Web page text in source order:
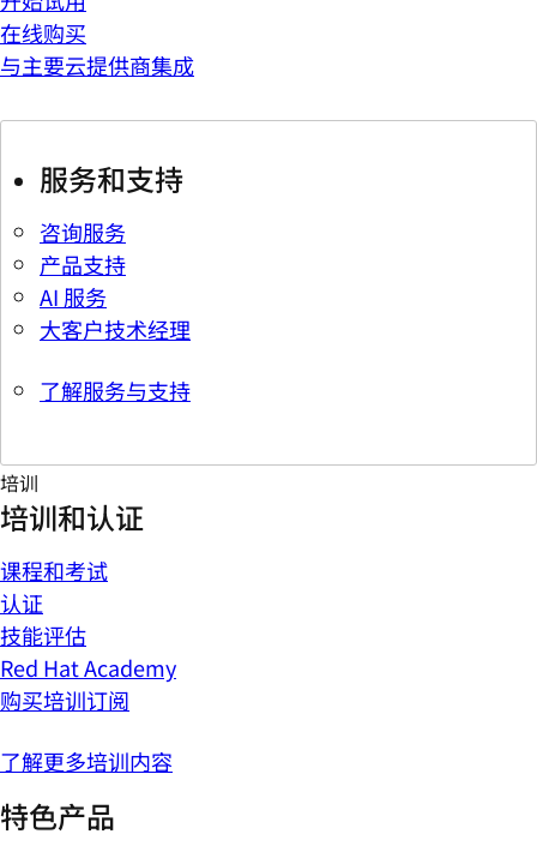
在线购买
与主要云提供商集成
服务和支持
咨询服务
产品支持
AI 服务
大客户技术经理
了解服务与支持
培训
培训和认证
课程和考试
认证
技能评估
Red Hat Academy
购买培训订阅
了解更多培训内容
特色产品